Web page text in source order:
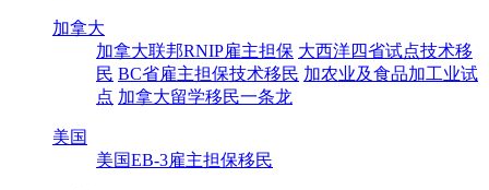
加拿大
加拿大联邦RNIP雇主担保 大西洋四省试点技术移
民 BC省雇主担保技术移民 加农业及食品加工业试
点 加拿大留学移民一条龙
美国
美国EB-3雇主担保移民